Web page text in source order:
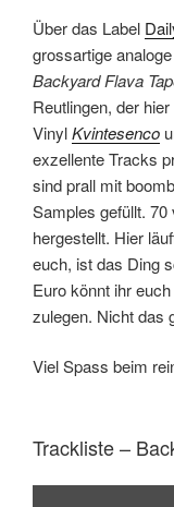
Über das Label
grossartige
Backyard Flava
Reutlingen, der
VinylKvintesenco
exzellente Tracks
sind prall mit
Samples gefüllt.
hergestellt. Hier
euch, ist das Ding
Euro könnt ihr
zulegen. Nicht das
Viel Spass beim
Trackliste –
Inhalt